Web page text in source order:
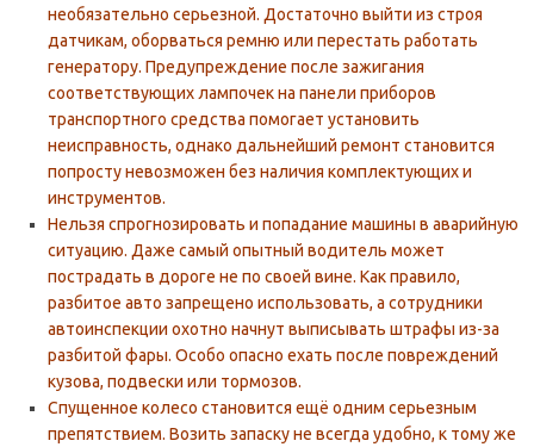
необязательно серьезной. Достаточно выйти из строя
датчикам, оборваться ремню или перестать работать
генератору. Предупреждение после зажигания
соответствующих лампочек на панели приборов
транспортного средства помогает установить
неисправность, однако дальнейший ремонт становится
попросту невозможен без наличия комплектующих и
инструментов.
Нельзя спрогнозировать и попадание машины в аварийную
ситуацию. Даже самый опытный водитель может
пострадать в дороге не по своей вине. Как правило,
разбитое авто запрещено использовать, а сотрудники
автоинспекции охотно начнут выписывать штрафы из-за
разбитой фары. Особо опасно ехать после повреждений
кузова, подвески или тормозов.
Спущенное колесо становится ещё одним серьезным
препятствием. Возить запаску не всегда удобно, к тому же